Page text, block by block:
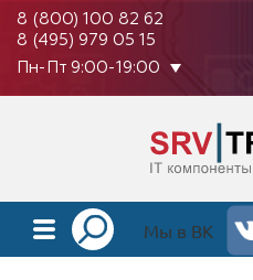
8 (800) 100 82 62
8 (495) 979 05 15
Пн-Пт 9:00-19:00
Мы в ВК